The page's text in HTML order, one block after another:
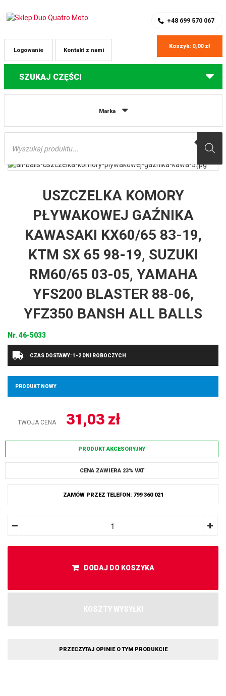
+48 699 570 067
Kontakt z nami
Logowanie
Koszyk: 0,00 zł
SZUKAJ CZĘŚCI
Marka
Wyszukiwarka
Części do quadów Kawasaki
RM60/65 03-05, YAMAHA YFS200 BLASTER 88-06, YFZ350 BANSH ALL BALLS
USZCZELKA KOMORY
PŁYWAKOWEJ GAŹNIKA
KAWASAKI KX60/65 83-19,
KTM SX 65 98-19, SUZUKI
RM60/65 03-05, YAMAHA
YFS200 BLASTER 88-06,
YFZ350 BANSH ALL BALLS
Nr.46-5033
CZAS DOSTAWY: 1-2 DNI ROBOCZYCH
PRODUKT NOWY
TWOJA CENA 31,03 zł
PRODUKT AKCESORYJNY
CENA ZAWIERA 23% VAT
ZAMÓW PRZEZ TELEFON: 799 360 021
DODAJ DO KOSZYKA
KOSZTY WYSYŁKI
PRZECZYTAJ OPINIE O TYM PRODUKCIE